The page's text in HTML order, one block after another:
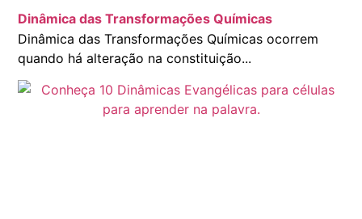
Dinâmica das Transformações Químicas
Dinâmica das Transformações Químicas ocorrem
quando há alteração na constituição...